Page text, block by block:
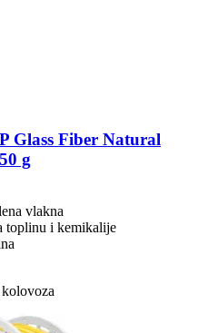
Glass Fiber Natural
g
vlakna
toplinu i kemikalije